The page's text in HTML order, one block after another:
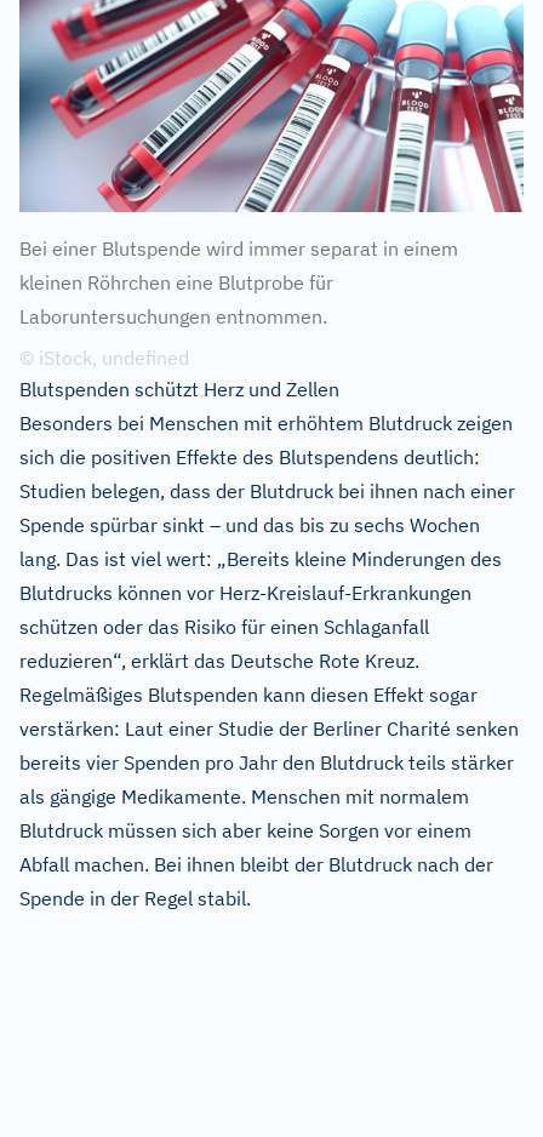
Bei einer Blutspende wird immer separat in einem
kleinen Röhrchen eine Blutprobe für
Laboruntersuchungen entnommen.
© iStock, undefined
Blutspenden schützt Herz und Zellen
Besonders bei Menschen mit erhöhtem Blutdruck zeigen
sich die positiven Effekte des Blutspendens deutlich:
Studien belegen, dass der Blutdruck bei ihnen nach einer
Spende spürbar sinkt – und das bis zu sechs Wochen
lang. Das ist viel wert: „Bereits kleine Minderungen des
Blutdrucks können vor Herz-Kreislauf-Erkrankungen
schützen oder das Risiko für einen Schlaganfall
reduzieren“, erklärt das Deutsche Rote Kreuz.
Regelmäßiges Blutspenden kann diesen Effekt sogar
verstärken: Laut einer Studie der Berliner Charité senken
bereits vier Spenden pro Jahr den Blutdruck teils stärker
als gängige Medikamente. Menschen mit normalem
Blutdruck müssen sich aber keine Sorgen vor einem
Abfall machen. Bei ihnen bleibt der Blutdruck nach der
Spende in der Regel stabil.